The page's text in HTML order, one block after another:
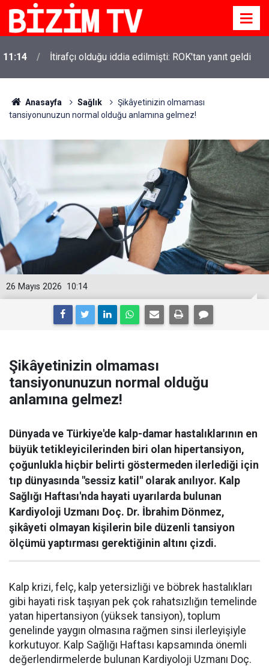
11:14 İtirafçı olduğu iddia edilmişti: ROK'tan yanıt geldi
Anasayfa Sağlık
Şikâyetinizin olmaması
tansiyonunuzun normal olduğu anlamına gelmez!
10:14
26 Mayıs 2026
Şikâyetinizin olmaması
tansiyonunuzun normal olduğu
anlamına gelmez!
Dünyada ve Türkiye'de kalp-damar hastalıklarının en
büyük tetikleyicilerinden biri olan hipertansiyon,
çoğunlukla hiçbir belirti göstermeden ilerlediği için
tıp dünyasında "sessiz katil" olarak anılıyor. Kalp
Sağlığı Haftası'nda hayati uyarılarda bulunan
Kardiyoloji Uzmanı Doç. Dr. İbrahim Dönmez,
şikâyeti olmayan kişilerin bile düzenli tansiyon
ölçümü yaptırması gerektiğinin altını çizdi.
Kalp krizi, felç, kalp yetersizliği ve böbrek hastalıkları
gibi hayati risk taşıyan pek çok rahatsızlığın temelinde
yatan hipertansiyon (yüksek tansiyon), toplum
genelinde yaygın olmasına rağmen sinsi ilerleyişiyle
korkutuyor. Kalp Sağlığı Haftası kapsamında önemli
değerlendirmelerde bulunan Kardiyoloji Uzmanı Doç.